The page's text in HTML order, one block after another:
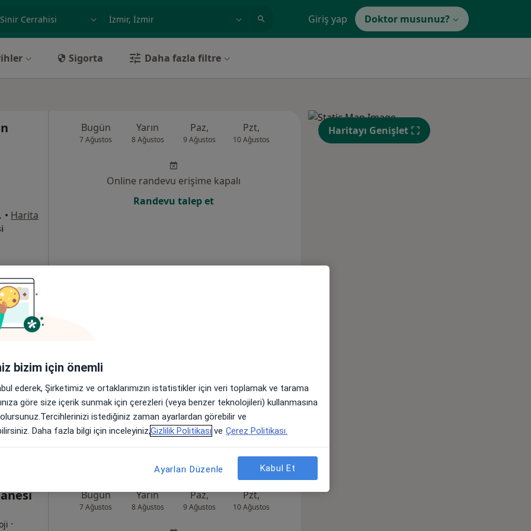
ilgi alanı ve hastalık, isimörnek: İstanbul Giriş yap Doktor musunuz?
Sigorta Daha fazla filtre
İzmir • Harita
Bugün
7 Ağustos
Yarın
8 Ağustos
Paz,
9 Ağustos
Pzt,
10 Ağustos 11 Ağustos
Çar,
12 Ağustos
Per,
13 Ağustos
Online randevu erişime kapalı
Randevu talep et
Harita
Randevu talep et
·
Bugün
7 Ağustos
Yarın
8 Ağustos
Paz,
9 Ağustos
Pzt,
10 Ağustos
Sal,
Haritayı Genişlet
bizim için önemli
ederek, Şirketimiz ve ortaklarımızın istatistikler için veri toplamak ve tarama
göre size içerik sunmak için çerezleri (veya benzer teknolojileri) kullanmasına
istediğiniz zaman ayarlardan görebilir ve
Daha fazla bilgi için inceleyiniz,Gizlilik Politikası ve Çerez Politikası.
Ayarları Düzenle Kabul Et